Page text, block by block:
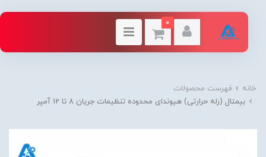
0
خانه
فهرست محصولات
بیمتال (رله حرارتی) هیوندای محدوده تنظیمات جریان 8 تا 12 آمپر